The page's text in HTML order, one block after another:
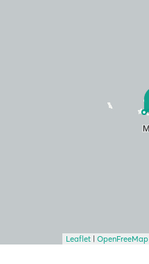
Leaflet OpenFreeMap